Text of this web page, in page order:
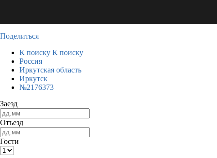
Поделиться
К поиску К поиску
Россия
Иркутская область
Иркутск
№2176373
Заезд
Отъезд
Гости